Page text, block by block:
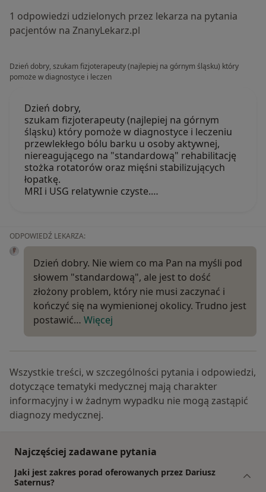
1 odpowiedzi udzielonych przez lekarza na pytania
pacjentów na ZnanyLekarz.pl
Dzień dobry, szukam fizjoterapeuty (najlepiej na górnym śląsku) który
pomoże w diagnostyce i leczen
Dzień dobry,
szukam fizjoterapeuty (najlepiej na górnym
śląsku) który pomoże w diagnostyce i leczeniu
przewlekłego bólu barku u osoby aktywnej,
niereagującego na "standardową" rehabilitację
stożka rotatorów oraz mięśni stabilizujących
łopatkę.
MRI i USG relatywnie czyste.…
ODPOWIEDŹ LEKARZA:
Dzień dobry. Nie wiem co ma Pan na myśli pod
słowem "standardową", ale jest to dość
złożony problem, który nie musi zaczynać i
kończyć się na wymienionej okolicy. Trudno jest
postawić… Więcej
Wszystkie treści, w szczególności pytania i odpowiedzi,
dotyczące tematyki medycznej mają charakter
informacyjny i w żadnym wypadku nie mogą zastąpić
diagnozy medycznej.
Najczęściej zadawane pytania
Jaki jest zakres porad oferowanych przez Dariusz
Saternus?